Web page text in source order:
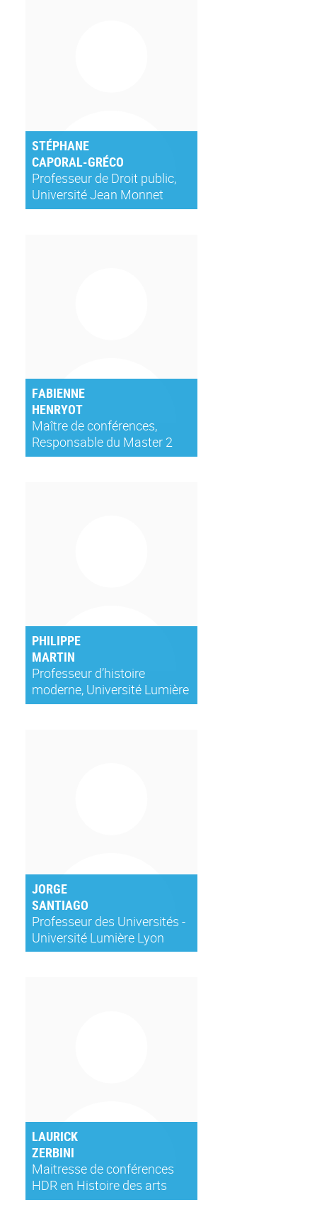
STÉPHANE
CAPORAL-GRÉCO
Professeur de Droit public,
Université Jean Monnet
Saint-Etiennemembre du
FABIENNE
HENRYOT
Maître de conférences,
Responsable du Master 2
PBD - Politique des
PHILIPPE
MARTIN
Professeur d’histoire
moderne, Université Lumière
Lyon 2, Directeur de l’ISERL
JORGE
SANTIAGO
Professeur des Universités -
Université Lumière Lyon
2UFR Anthropologie,
LAURICK
ZERBINI
Maitresse de conférences
HDR en Histoire des arts
d’Afrique